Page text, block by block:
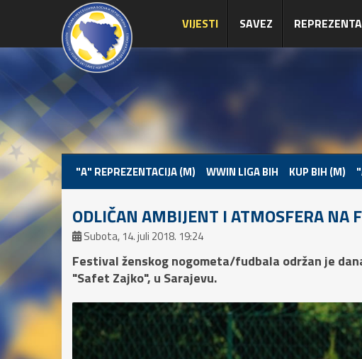
VIJESTI SAVEZ
"A" REPREZENTACIJA (M) WWIN LIGA BIH KUP BIH (M)
ODLIČAN AMBIJENT I ATMOSFERA NA
Subota, 14. juli 2018. 19:24
Festival ženskog nogometa/fudbala održan je
"Safet Zajko", u Sarajevu.